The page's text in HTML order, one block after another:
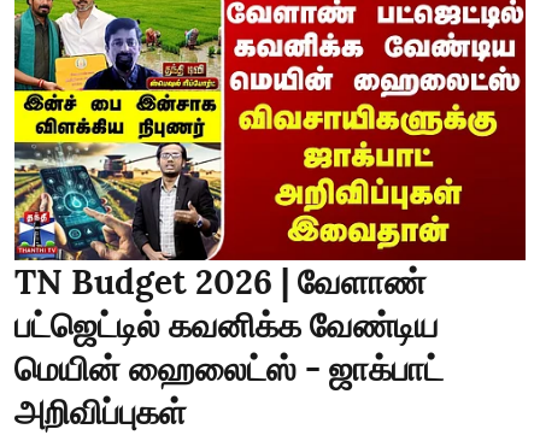
TN Budget 2026 | வேளாண்
பட்ஜெட்டில் கவனிக்க வேண்டிய
மெயின் ஹைலைட்ஸ் - ஜாக்பாட்
அறிவிப்புகள்